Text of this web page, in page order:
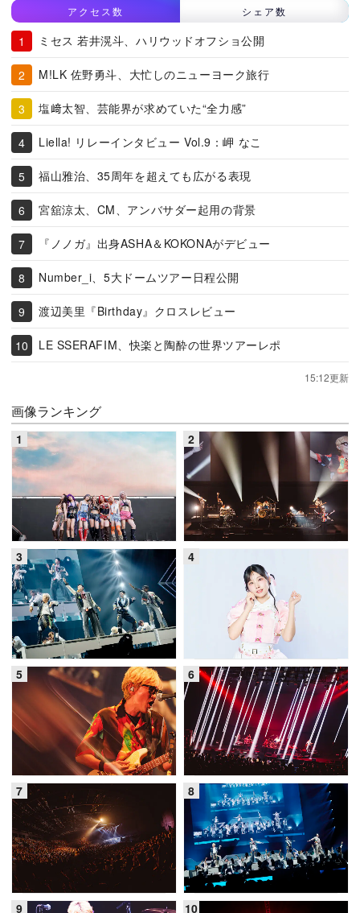
アクセス数 シェア数
ミセス 若井滉斗、ハリウッドオフショ公開
M!LK 佐野勇斗、大忙しのニューヨーク旅行
塩﨑太智、芸能界が求めていた“全力感”
Liella! リレーインタビュー Vol.9：岬 なこ
福山雅治、35周年を超えても広がる表現
宮舘涼太、CM、アンバサダー起用の背景
『ノノガ』出身ASHA＆KOKONAがデビュー
Number_i、5大ドームツアー日程公開
渡辺美里『Birthday』クロスレビュー
LE SSERAFIM、快楽と陶酔の世界ツアーレポ
15:12更新
画像ランキング